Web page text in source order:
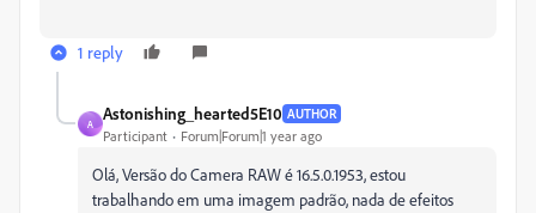
1 reply
A
Astonishing_hearted5E10 AUTHOR
Participant Forum|Forum|1 year ago
Olá, Versão do Camera RAW é 16.5.0.1953, estou
trabalhando em uma imagem padrão, nada de efeitos